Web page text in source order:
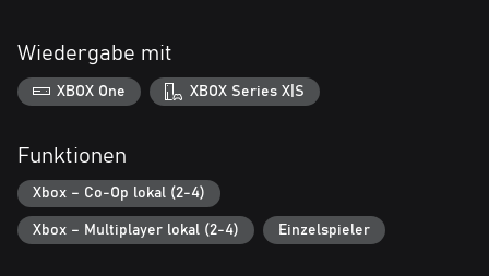
Wiedergabe mit
XBOX One XBOX Series X|S
Funktionen
Xbox – Co-Op lokal (2-4)
Xbox – Multiplayer lokal (2-4) Einzelspieler